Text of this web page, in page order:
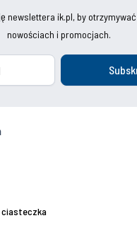
newslettera ik.pl, by
nowościach i promocjach.